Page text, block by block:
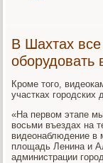
В Шахтах все
оборудовать
Кроме того,
участках городских
«На первом этапе
восьми въездах на
видеонаблюдение в
площадь Ленина и
администрации